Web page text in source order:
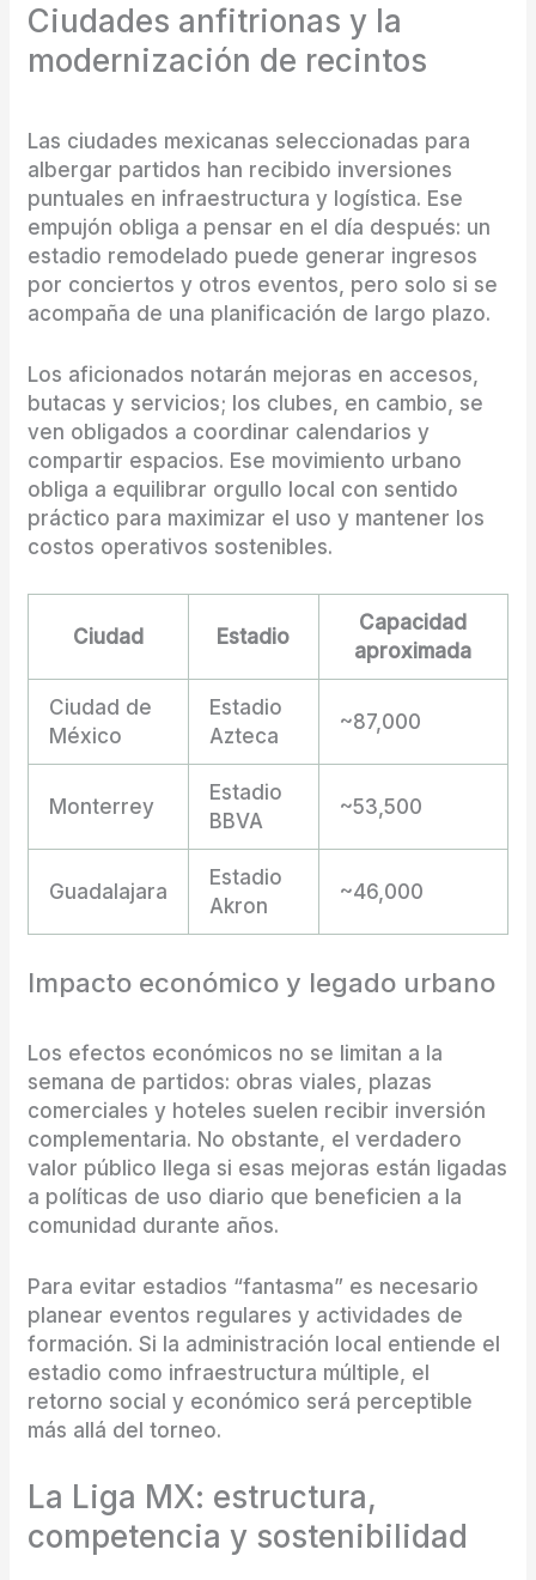
Ciudades anfitrionas y la
modernización de recintos
Las ciudades mexicanas seleccionadas para
albergar partidos han recibido inversiones
puntuales en infraestructura y logística. Ese
empujón obliga a pensar en el día después: un
estadio remodelado puede generar ingresos
por conciertos y otros eventos, pero solo si se
acompaña de una planificación de largo plazo.
Los aficionados notarán mejoras en accesos,
butacas y servicios; los clubes, en cambio, se
ven obligados a coordinar calendarios y
compartir espacios. Ese movimiento urbano
obliga a equilibrar orgullo local con sentido
práctico para maximizar el uso y mantener los
costos operativos sostenibles.
Ciudad Estadio
Capacidad
aproximada
Ciudad de
México
Estadio
Azteca
~87,000
Monterrey
Estadio
BBVA
~53,500
Guadalajara
Estadio
Akron
~46,000
Impacto económico y legado urbano
Los efectos económicos no se limitan a la
semana de partidos: obras viales, plazas
comerciales y hoteles suelen recibir inversión
complementaria. No obstante, el verdadero
valor público llega si esas mejoras están ligadas
a políticas de uso diario que beneficien a la
comunidad durante años.
Para evitar estadios “fantasma” es necesario
planear eventos regulares y actividades de
formación. Si la administración local entiende el
estadio como infraestructura múltiple, el
retorno social y económico será perceptible
más allá del torneo.
La Liga MX: estructura,
competencia y sostenibilidad